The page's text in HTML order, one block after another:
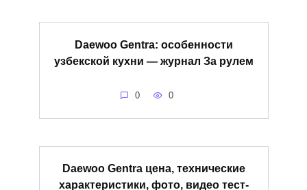
Daewoo Gentra: особенности
узбекской кухни — журнал За рулем
0 0
Daewoo Gentra цена, технические
характеристики, фото, видео тест-